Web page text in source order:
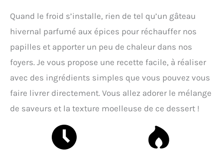
Quand le froid s’installe, rien de tel qu’un gâteau
hivernal parfumé aux épices pour réchauffer nos
papilles et apporter un peu de chaleur dans nos
foyers. Je vous propose une recette facile, à réaliser
avec des ingrédients simples que vous pouvez vous
faire livrer directement. Vous allez adorer le mélange
de saveurs et la texture moelleuse de ce dessert !